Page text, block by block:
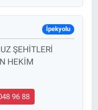
İpekyolu
ŞEHİTLERİ
HEKİM
96 88